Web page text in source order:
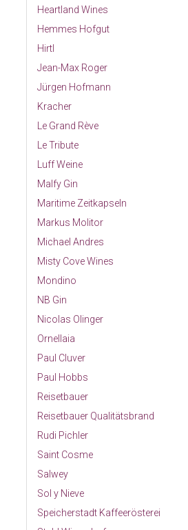
Heartland Wines
Hemmes Hofgut
Hirtl
Jean-Max Roger
Jürgen Hofmann
Kracher
Le Grand Rève
Le Tribute
Luff Weine
Malfy Gin
Maritime Zeitkapseln
Markus Molitor
Michael Andres
Misty Cove Wines
Mondino
NB Gin
Nicolas Olinger
Ornellaia
Paul Cluver
Paul Hobbs
Reisetbauer
Reisetbauer Qualitätsbrand
Rudi Pichler
Saint Cosme
Salwey
Sol y Nieve
Speicherstadt Kaffeerösterei